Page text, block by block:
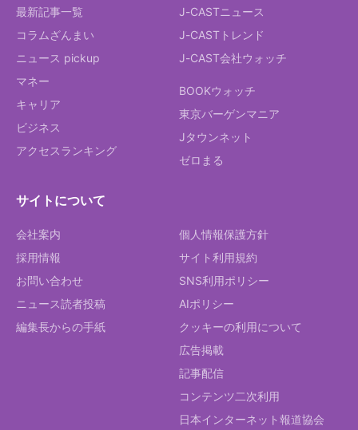
最新記事一覧
コラムざんまい
ニュース pickup
マネー
キャリア
ビジネス
アクセスランキング
J-CASTニュース
J-CASTトレンド
J-CAST会社ウォッチ
BOOKウォッチ
東京バーゲンマニア
Jタウンネット
ゼロまる
サイトについて
会社案内
採用情報
お問い合わせ
ニュース読者投稿
編集長からの手紙
個人情報保護方針
サイト利用規約
SNS利用ポリシー
AIポリシー
クッキーの利用について
広告掲載
記事配信
コンテンツ二次利用
日本インターネット報道協会